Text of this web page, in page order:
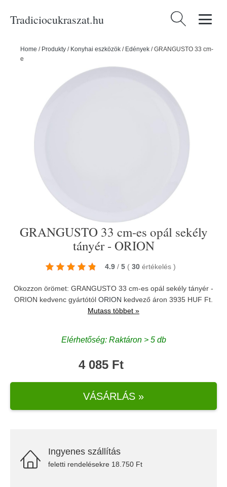
Tradiciocukraszat.hu Keresés:
Home / Produkty / Konyhai eszközök / Edények /GRANGUSTO 33 cm-
es opál sekély tányér - ORION
GRANGUSTO 33 cm-es opál sekély
tányér - ORION
4.9 / 5 ( 30 értékelés )
Okozzon örömet: GRANGUSTO 33 cm-es opál sekély tányér -
ORION kedvenc gyártótól ORION kedvező áron 3935 HUF Ft.
Mutass többet »
Elérhetőség: Raktáron > 5 db
4 085 Ft
VÁSÁRLÁS »
Ingyenes szállítás
feletti rendelésekre 18.750 Ft